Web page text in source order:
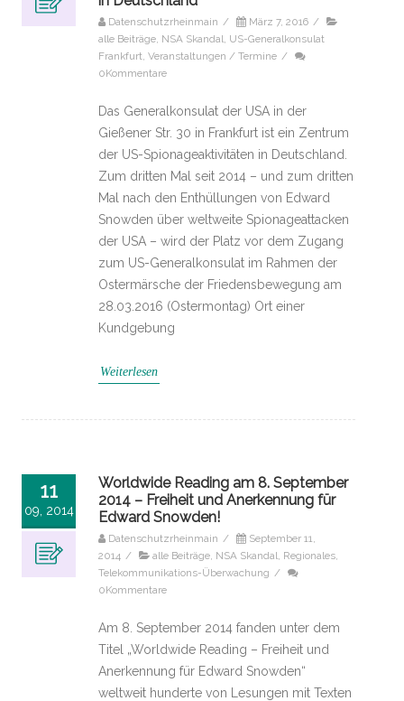
Datenschutzrheinmain / März 7, 2016 /
alle Beiträge NSA Skandal US-Generalkonsulat
Frankfurt Veranstaltungen / Termine /
0Kommentare
Das Generalkonsulat der USA in der
Gießener Str. 30 in Frankfurt ist ein Zentrum
der US-Spionageaktivitäten in Deutschland.
Zum dritten Mal seit 2014 – und zum dritten
Mal nach den Enthüllungen von Edward
Snowden über weltweite Spionageattacken
der USA – wird der Platz vor dem Zugang
zum US-Generalkonsulat im Rahmen der
Ostermärsche der Friedensbewegung am
28.03.2016 (Ostermontag) Ort einer
Kundgebung
Weiterlesen
11
09, 2014
Worldwide Reading am 8. September
2014 – Freiheit und Anerkennung für
Edward Snowden!
Datenschutzrheinmain /
September 11,
2014 / alle Beiträge NSA Skandal Regionales
Telekommunikations-Überwachung /
0Kommentare
Am 8. September 2014 fanden unter dem
Titel „Worldwide Reading – Freiheit und
Anerkennung für Edward Snowden“
weltweit hunderte von Lesungen mit Texten